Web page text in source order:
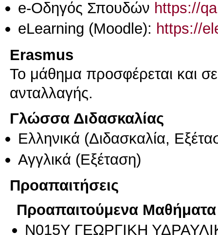
e-Οδηγός Σπουδών https://
eLearning (Moodle): https://
Erasmus
Το μάθημα προσφέρεται και
ανταλλαγής.
Γλώσσα Διδασκαλίας
Ελληνικά (Διδασκαλία,
Αγγλικά (Εξέταση)
Προαπαιτήσεις
Προαπαιτούμενα Μαθήματα
Ν015Υ ΓΕΩΡΓΙΚΗ